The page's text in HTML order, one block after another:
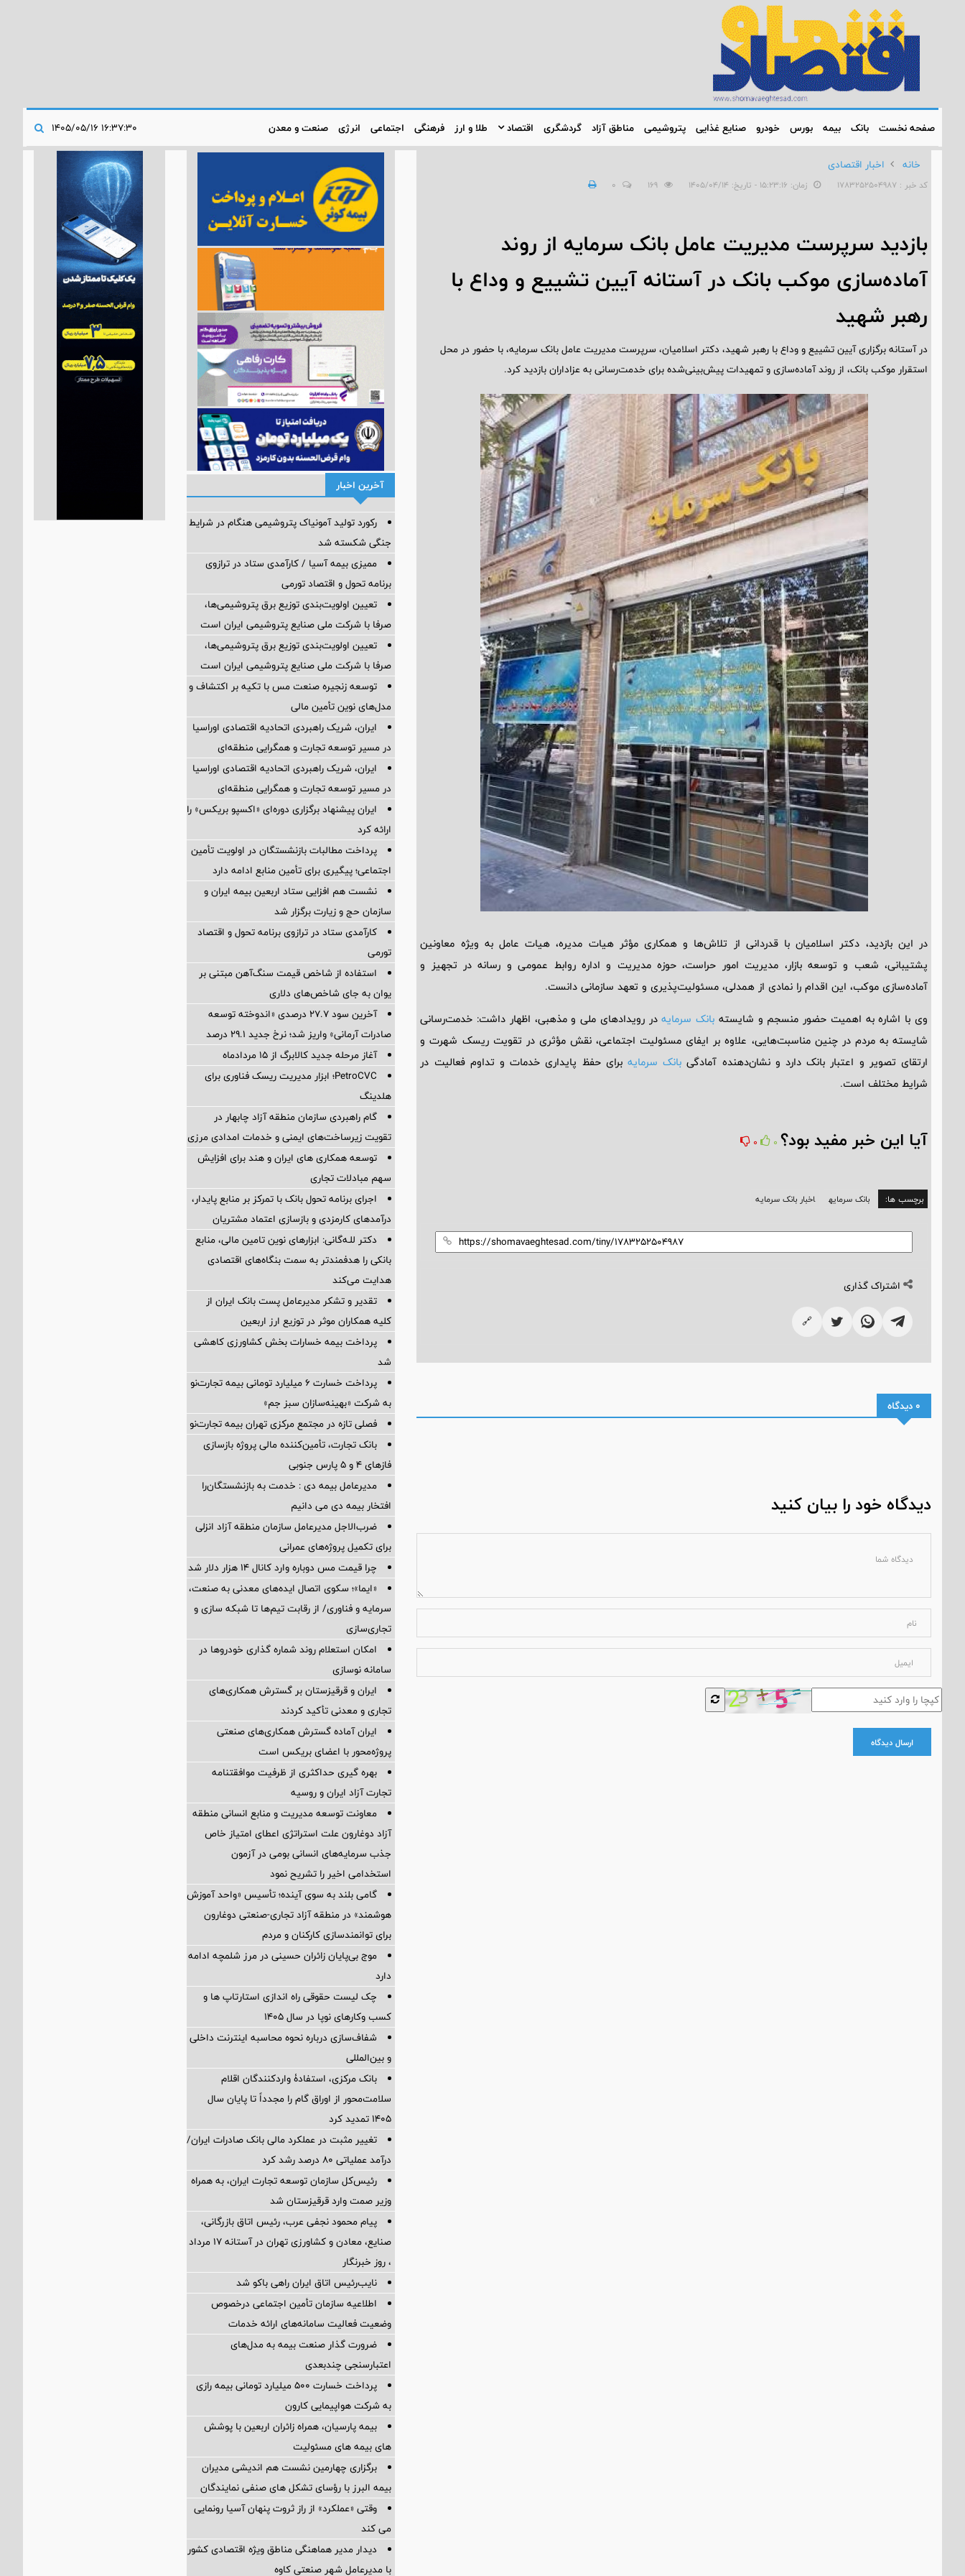
صفحه نخست بانک بیمه بورس خودرو صنایع غذایی پتروشیمی مناطق آزاد گردشگری اقتصاد طلا و ارز فرهنگی اجتماعی انرژی صنعت و معدن
خانه اخبار اقتصادی
کد خبر : 1783252504987 زمان: ۱۵:۲۳:۱۶ - تاریخ: ۱۴۰۵/۰۴/۱۴ 0
بازدید سرپرست مدیریت عامل بانک سرمایه از روند
آماده‌سازی موکب بانک در آستانه آیین تشییع و وداع با
رهبر شهید
در آستانه برگزاری آیین تشییع و وداع با رهبر شهید، دکتر اسلامیان، سرپرست مدیریت عامل بانک سرمایه، با حضور در محل
استقرار موکب بانک، از روند آماده‌سازی و تمهیدات پیش‌بینی‌شده برای خدمت‌رسانی به عزاداران بازدید کرد.
در این بازدید، دکتر اسلامیان با قدردانی از تلاش‌ها و همکاری مؤثر هیات مدیره، هیات عامل به ویژه معاونین
پشتیبانی، شعب و توسعه بازار، مدیریت امور حراست، حوزه مدیریت و اداره روابط عمومی و رسانه در تجهیز و
آماده‌سازی موکب، این اقدام را نمادی از همدلی، مسئولیت‌پذیری و تعهد سازمانی دانست.
وی با اشاره به اهمیت حضور منسجم و شایسته بانک سرمایهدر رویدادهای ملی و مذهبی، اظهار داشت: خدمت‌رسانی
شایسته به مردم در چنین مناسبت‌هایی، علاوه بر ایفای مسئولیت اجتماعی، نقش مؤثری در تقویت ریسک شهرت و
ارتقای تصویر و اعتبار بانک دارد و نشان‌دهنده آمادگی بانک سرمایه برای حفظ پایداری خدمات و تداوم فعالیت در
شرایط مختلف است.
آیا این خبر مفید بود؟ 0
0
برچسب ها: بانک سرمایه اخبار بانک سرمایه
اشتراک گذاری
🔗
0 دیدگاه
دیدگاه خود را بیان کنید
ارسال دیدگاه
آخرین اخبار
رکورد تولید آمونیاک پتروشیمی هنگام در شرایط
جنگی شکسته شد
ممیزی بیمه آسیا / کارآمدی ستاد در ترازوی
برنامه تحول و اقتصاد تورمی
تعیین اولویت‌بندی توزیع برق پتروشیمی‌ها،
صرفا با شرکت ملی صنایع پتروشیمی ایران است
تعیین اولویت‌بندی توزیع برق پتروشیمی‌ها،
صرفا با شرکت ملی صنایع پتروشیمی ایران است
توسعه زنجیره صنعت مس با تکیه بر اکتشاف و
مدل‌های نوین تأمین مالی
ایران، شریک راهبردی اتحادیه اقتصادی اوراسیا
در مسیر توسعه تجارت و همگرایی منطقه‌ای
ایران، شریک راهبردی اتحادیه اقتصادی اوراسیا
در مسیر توسعه تجارت و همگرایی منطقه‌ای
ایران پیشنهاد برگزاری دوره‌ای «اکسپو بریکس» را
ارائه کرد
پرداخت مطالبات بازنشستگان در اولویت تأمین
اجتماعی؛ پیگیری برای تأمین منابع ادامه دارد
نشست هم افزایی ستاد اربعین بیمه ایران و
سازمان حج و زیارت برگزار شد
کارآمدی ستاد در ترازوی برنامه تحول و اقتصاد
تورمی
استفاده از شاخص قیمت سنگ‌آهن مبتنی بر
یوان به جای شاخص‌های دلاری
آخرین سود ۲۷.۷ درصدی «اندوخته توسعه
صادرات آرمانی» واریز شد؛ نرخ جدید ۲۹.۱ درصد
آغاز مرحله جدید کالابرگ از ۱۵ مردادماه
PetroCVC؛ ابزار مدیریت ریسک فناوری برای
هلدینگ
گام راهبردی سازمان منطقه آزاد چابهار در
تقویت زیرساخت‌های ایمنی و خدمات امدادی مرزی
توسعه همکاری های ایران و هند برای افزایش
سهم مبادلات تجاری
اجرای برنامه تحول بانک با تمرکز بر منابع پایدار،
درآمدهای کارمزدی و بازسازی اعتماد مشتریان
دکتر للـه‌گانی: ابزارهای نوین تامین مالی، منابع
بانکی را هدفمندتر به سمت بنگاه‌های اقتصادی
هدایت می‌کند
تقدیر و تشکر مدیرعامل پست بانک ایران از
کلیه همکاران موثر در توزیع ارز اربعین
پرداخت بیمه خسارات بخش کشاورزی کاهشی
شد
پرداخت خسارت ۶ میلیارد تومانی بیمه تجارت‌نو
به شرکت «بهینه‌سازان سبز جم»
فصلی تازه در مجتمع مرکزی تهران بیمه تجارت‌نو
بانک تجارت، تأمین‌کننده مالی پروژه بازسازی
فازهای ۴ و ۵ پارس جنوبی
مدیرعامل بیمه دی : خدمت به بازنشستگان‌را
افتخار بیمه دی می دانیم
ضرب‌الاجل مدیرعامل سازمان منطقه آزاد انزلی
برای تكمیل پروژه‌های عمرانی
چرا قیمت مس دوباره وارد کانال ۱۴ هزار دلار شد
«ایما»؛ سکوی اتصال ایده‌های معدنی به صنعت،
سرمایه و فناوری/ از رقابت تیم‌ها تا شبکه سازی و
تجاری‌سازی
امکان استعلام روند شماره گذاری خودروها در
سامانه نوسازی
ایران و قرقیزستان بر گسترش همکاری‌های
تجاری و معدنی تأکید کردند
ایران آماده گسترش همکاری‌های صنعتی
پروژه‌محور با اعضای بریکس است
بهره گیری حداکثری از ظرفیت موافقتنامه
تجارت آزاد ایران و روسیه
معاونت توسعه مدیریت و منابع انسانی منطقه
آزاد دوغارون علت استراتژی اعطای امتیاز خاص
جذب سرمایه‌های انسانی بومی در آزمون
استخدامی اخیر را تشریح نمود
گامی بلند به سوی آینده؛ تأسیس «واحد آموزش
هوشمند» در منطقه آزاد تجاری-صنعتی دوغارون
برای توانمندسازی کارکنان و مردم
موج بی‌پایان زائران حسینی در مرز شلمچه ادامه
دارد
چک لیست حقوقی راه اندازی استارتاپ ها و
کسب وکارهای نوپا در سال ۱۴۰۵
شفاف‌سازی درباره نحوه محاسبه اینترنت داخلی
و بین‌المللی
بانک مرکزی، استفادۀ واردکنندگان اقلام
سلامت‌محور از اوراق گام را مجدداً تا پایان سال
۱۴۰۵ تمدید کرد
تغییر مثبت در عملکرد مالی بانک صادرات ایران/
درآمد عملیاتی 80 درصد رشد کرد
رئیس‌کل سازمان توسعه تجارت ایران، به همراه
وزیر صمت وارد قرقیزستان شد
پیام محمود نجفی عرب، رئیس اتاق بازرگانی،
صنایع، معادن و کشاورزی تهران در آستانه 17 مرداد
، روز خبرنگار
نایب‌رئیس اتاق ایران راهی باکو شد
اطلاعیه سازمان تأمین اجتماعی درخصوص
وضعیت فعالیت سامانه‌های ارائه خدمات
ضرورت گذار صنعت بیمه به مدل‌های
اعتبارسنجی چندبعدی
پرداخت خسارت ۵۰۰ میلیارد تومانی بیمه رازی
به شرکت هواپیمایی کارون
بیمه پارسیان، همراه زائران اربعین با پوشش
های بیمه های مسئولیت
برگزاری چهارمین نشست هم اندیشی مدیران
بیمه البرز با رؤسای تشکل های صنفی نمایندگان
وقتی «عملکرد» از راز ثروت پنهان آسیا رونمایی
می کند
دیدار مدیر هماهنگی مناطق ویژه اقتصادی کشور
با مدیرعامل شهر صنعتی کاوه